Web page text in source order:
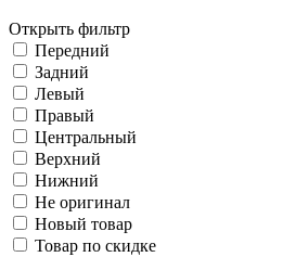
Открыть фильтр
Передний
Задний
Левый
Правый
Центральный
Верхний
Нижний
Не оригинал
Новый товар
Товар по скидке